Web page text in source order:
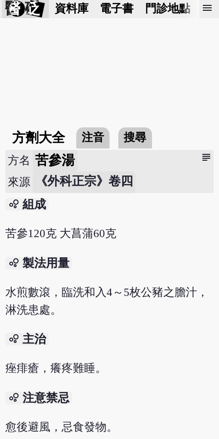
醫 砭 資料庫 電子書 門診地點 預
menu
方劑大全 注音 搜尋
subject
方名 苦參湯
來源 《外科正宗》卷四
bubble_chart 組成
苦參120克 大菖蒲60克
bubble_chart 製法用量
水煎數滾，臨洗和入4～5枚公豬之膽汁，
淋洗患處。
bubble_chart 主治
痤痱瘡，癢疼難睡。
bubble_chart 注意禁忌
愈後避風，忌食發物。